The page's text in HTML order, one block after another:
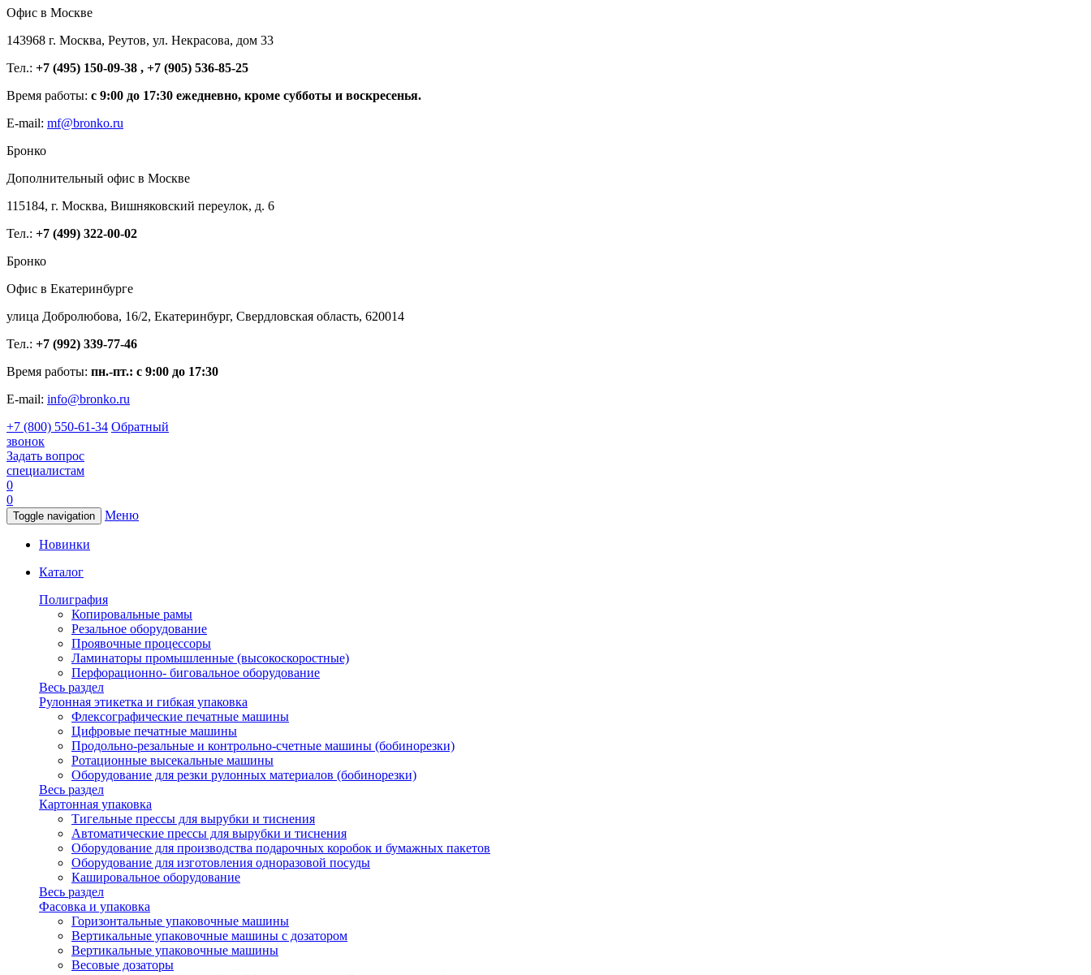
Офис в Москве
143968 г. Москва, Реутов, ул. Некрасова, дом 33
Тел.: +7 (495) 150-09-38 , +7 (905) 536-85-25
Время работы: с 9:00 до 17:30 ежедневно, кроме субботы и воскресенья.
E-mail: mf@bronko.ru
Бронко
Дополнительный офис в Москве
115184, г. Москва, Вишняковский переулок, д. 6
Тел.: +7 (499) 322-00-02
Бронко
Офис в Екатеринбурге
улица Добролюбова, 16/2, Екатеринбург, Свердловская область, 620014
Тел.: +7 (992) 339-77-46
Время работы: пн.-пт.: с 9:00 до 17:30
E-mail: info@bronko.ru
+7 (800) 550-61-34 Обратный
звонок
Задать вопрос
специалистам
0
0
Toggle navigation Меню
Новинки
Каталог
Полиграфия
Копировальные рамы
Резальное оборудование
Проявочные процессоры
Ламинаторы промышленные (высокоскоростные)
Перфорационно- биговальное оборудование
Весь раздел
Рулонная этикетка и гибкая упаковка
Флексографические печатные машины
Цифровые печатные машины
Продольно-резальные и контрольно-счетные машины (бобинорезки)
Ротационные высекальные машины
Оборудование для резки рулонных материалов (бобинорезки)
Весь раздел
Картонная упаковка
Тигельные прессы для вырубки и тиснения
Автоматические прессы для вырубки и тиснения
Оборудование для производства подарочных коробок и бумажных пакетов
Оборудование для изготовления одноразовой посуды
Кашировальное оборудование
Весь раздел
Фасовка и упаковка
Горизонтальные упаковочные машины
Вертикальные упаковочные машины с дозатором
Вертикальные упаковочные машины
Весовые дозаторы